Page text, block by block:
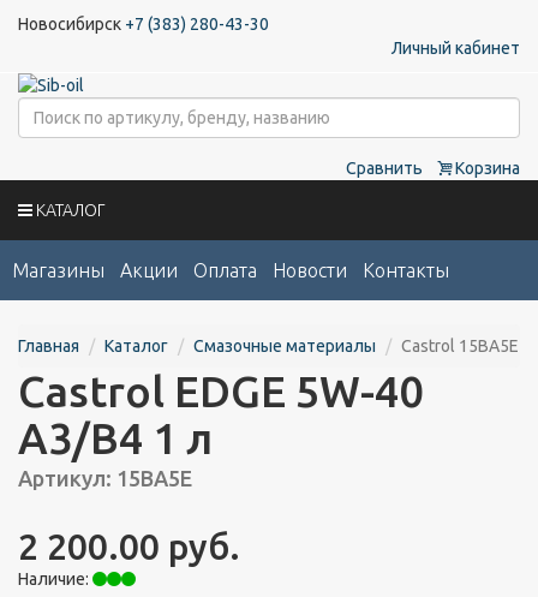
Новосибирск +7 (383) 280-43-30
Личный кабинет
Сравнить Корзина
КАТАЛОГ
Магазины Акции Оплата Новости Контакты
Главная Каталог Смазочные материалы Castrol 15BA5E
Castrol EDGE 5W-40
A3/B4 1 л
Артикул: 15BA5E
2 200.00 руб.
Наличие: